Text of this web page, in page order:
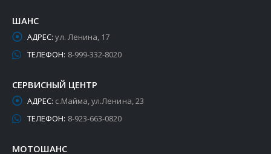
ШАНС
АДРЕС: ул. Ленина, 17
ТЕЛЕФОН: 8-999-332-8020
СЕРВИСНЫЙ ЦЕНТР
АДРЕС: с.Майма, ул.Ленина, 23
ТЕЛЕФОН: 8-923-663-0820
МОТОШАНС